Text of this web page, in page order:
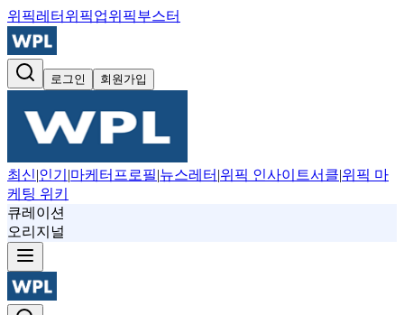
위픽레터 위픽업위픽부스터
로그인 회원가입
최신|인기 |마케터프로필|뉴스레터 |위픽 인사이트서클|위픽 마
케팅 위키
큐레이션
오리지널